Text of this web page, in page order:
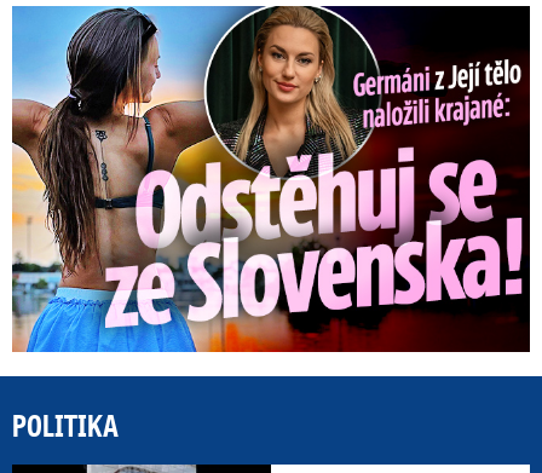
Germáni z Jejího těla: Odstěhuj se, vzkázali jí krajané
POLITIKA